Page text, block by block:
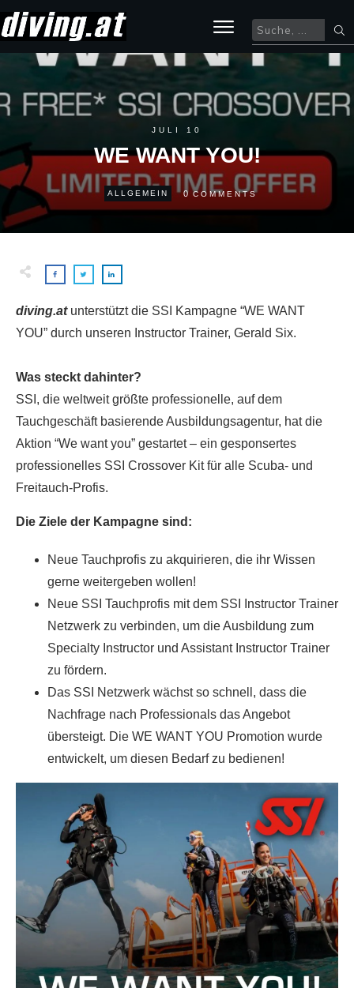
JULI 10
WE WANT YOU!
ALLGEMEIN 0 COMMENTS
diving.atunterstützt die SSI Kampagne “WE WANT
YOU” durch unseren Instructor Trainer, Gerald Six.
Was steckt dahinter?
SSI, die weltweit größte professionelle, auf dem
Tauchgeschäft basierende Ausbildungsagentur, hat die
Aktion “We want you” gestartet – ein gesponsertes
professionelles SSI Crossover Kit für alle Scuba- und
Freitauch-Profis.
Die Ziele der Kampagne sind:
Neue Tauchprofis zu akquirieren, die ihr Wissen
gerne weitergeben wollen!
Neue SSI Tauchprofis mit dem SSI Instructor Trainer
Netzwerk zu verbinden, um die Ausbildung zum
Specialty Instructor und Assistant Instructor Trainer
zu fördern.
Das SSI Netzwerk wächst so schnell, dass die
Nachfrage nach Professionals das Angebot
übersteigt. Die WE WANT YOU Promotion wurde
entwickelt, um diesen Bedarf zu bedienen!